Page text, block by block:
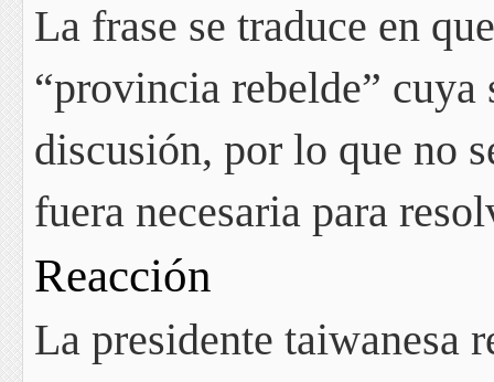
La frase se traduce en
“provincia rebelde” cuya
discusión, por lo que no
fuera necesaria para
Reacción
La presidente taiwanesa